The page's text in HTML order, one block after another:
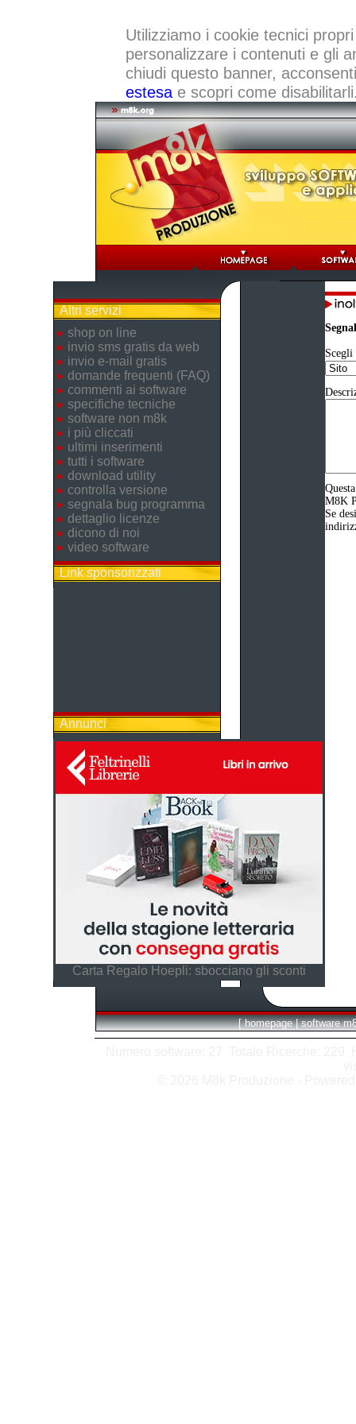
Utilizziamo i cookie tecnici
personalizzare i contenuti e gli
chiudi questo banner,
estesae scopri come
Altri servizi
shop on line
invio sms gratis da web
invio e-mail gratis
domande frequenti (FAQ)
commenti ai software
specifiche tecniche
software non m8k
i più cliccati
ultimi inserimenti
tutti i software
download utility
controlla versione
segnala bug programma
dettaglio licenze
dicono di noi
video software
Link sponsorizzati
Annunci
Carta Regalo Hoepli: sbocciano gli sconti
M8K
Se
[ homepage | software